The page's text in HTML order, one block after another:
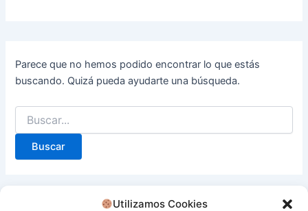
Utilizamos Cookies
Parece que no hemos podido encontrar lo que estás
buscando. Quizá pueda ayudarte una búsqueda.